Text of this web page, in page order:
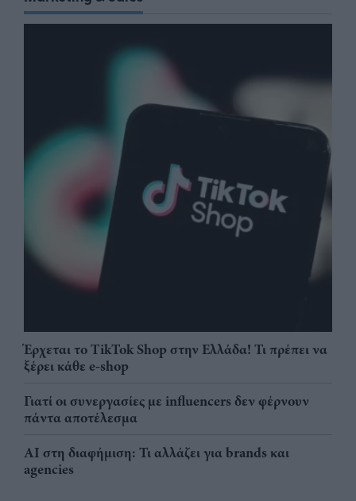
Έρχεται το TikTok Shop στην Ελλάδα! Τι πρέπει να
ξέρει κάθε e-shop
Γιατί οι συνεργασίες με influencers δεν φέρνουν
πάντα αποτέλεσμα
AI στη διαφήμιση: Τι αλλάζει για brands και
agencies